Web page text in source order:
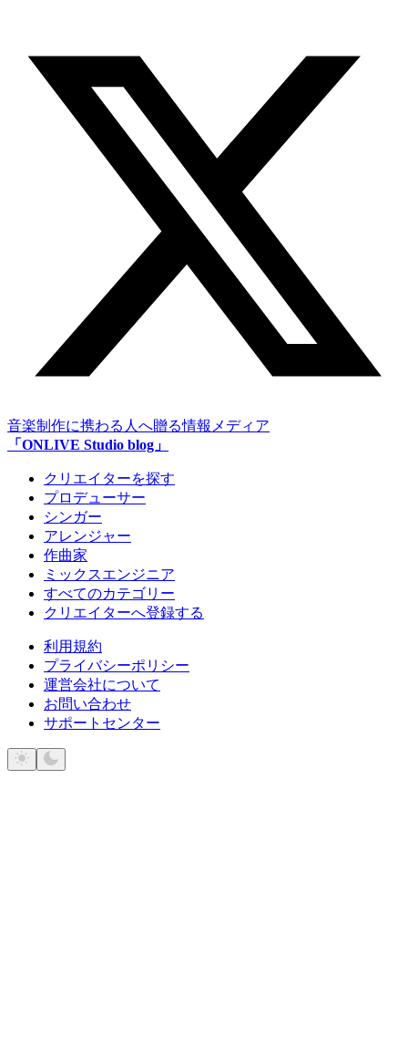
音楽制作に携わる人へ贈る情報メディア
「ONLIVE Studio blog」
クリエイターを探す
プロデューサー
シンガー
アレンジャー
作曲家
ミックスエンジニア
すべてのカテゴリー
クリエイターへ登録する
利用規約
プライバシーポリシー
運営会社について
お問い合わせ
サポートセンター